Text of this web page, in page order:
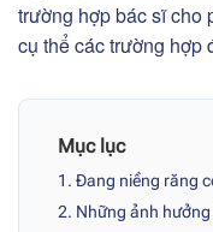
trường hợp bác sĩ cho
cụ thể các trường hợp
Mục lục
1. Đang niềng răng
2. Những ảnh